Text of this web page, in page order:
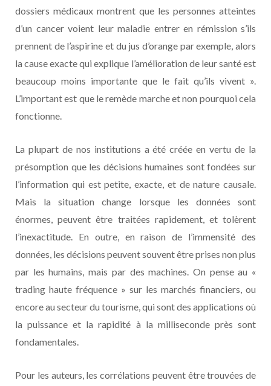
dossiers médicaux montrent que les personnes atteintes
d’un cancer voient leur maladie entrer en rémission s’ils
prennent de l’aspirine et du jus d’orange par exemple, alors
la cause exacte qui explique l’amélioration de leur santé est
beaucoup moins importante que le fait qu’ils vivent ».
L’important est que le remède marche et non pourquoi cela
fonctionne.
La plupart de nos institutions a été créée en vertu de la
présomption que les décisions humaines sont fondées sur
l’information qui est petite, exacte, et de nature causale.
Mais la situation change lorsque les données sont
énormes, peuvent être traitées rapidement, et tolèrent
l’inexactitude. En outre, en raison de l’immensité des
données, les décisions peuvent souvent être prises non plus
par les humains, mais par des machines. On pense au «
trading haute fréquence » sur les marchés financiers, ou
encore au secteur du tourisme, qui sont des applications où
la puissance et la rapidité à la milliseconde près sont
fondamentales.
Pour les auteurs, les corrélations peuvent être trouvées de